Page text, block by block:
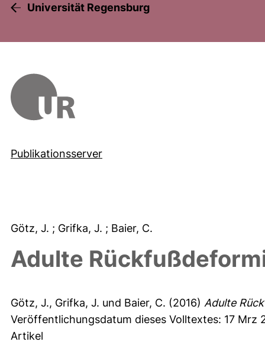
Universität Regensburg
Publikationsserver
Götz, J. ; Grifka, J. ; Baier, C.
Adulte
Götz, J., Grifka, J. und Baier, C. (2016) Adulte
Veröffentlichungsdatum dieses Volltextes: 17 Mrz
Artikel